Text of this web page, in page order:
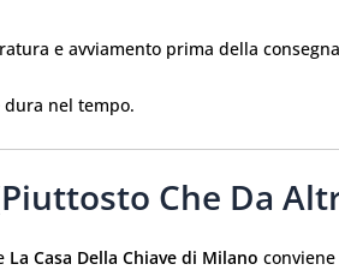
e avviamento prima della
dura nel tempo.
Che Da
La Casa Della Chiave di Milano